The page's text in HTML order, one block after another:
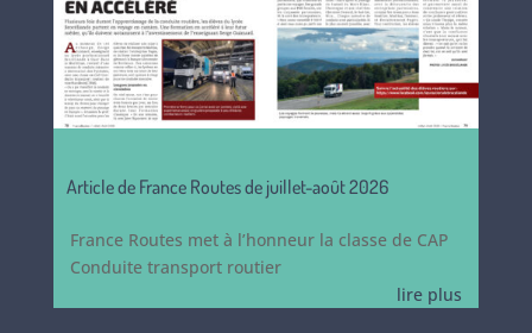
Article de France Routes de juillet-août 2026
France Routes met à l’honneur la classe de CAP
Conduite transport routier
lire plus